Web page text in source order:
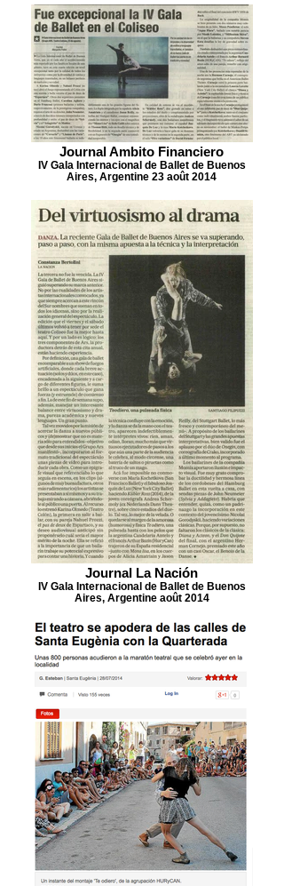
Journal Ambito Financiero
IV Gala Internacional de Ballet de Buenos
Aires, Argentine 23 août 2014
Journal La Nación
IV Gala Internacional de Ballet de Buenos
Aires, Argentine août 2014